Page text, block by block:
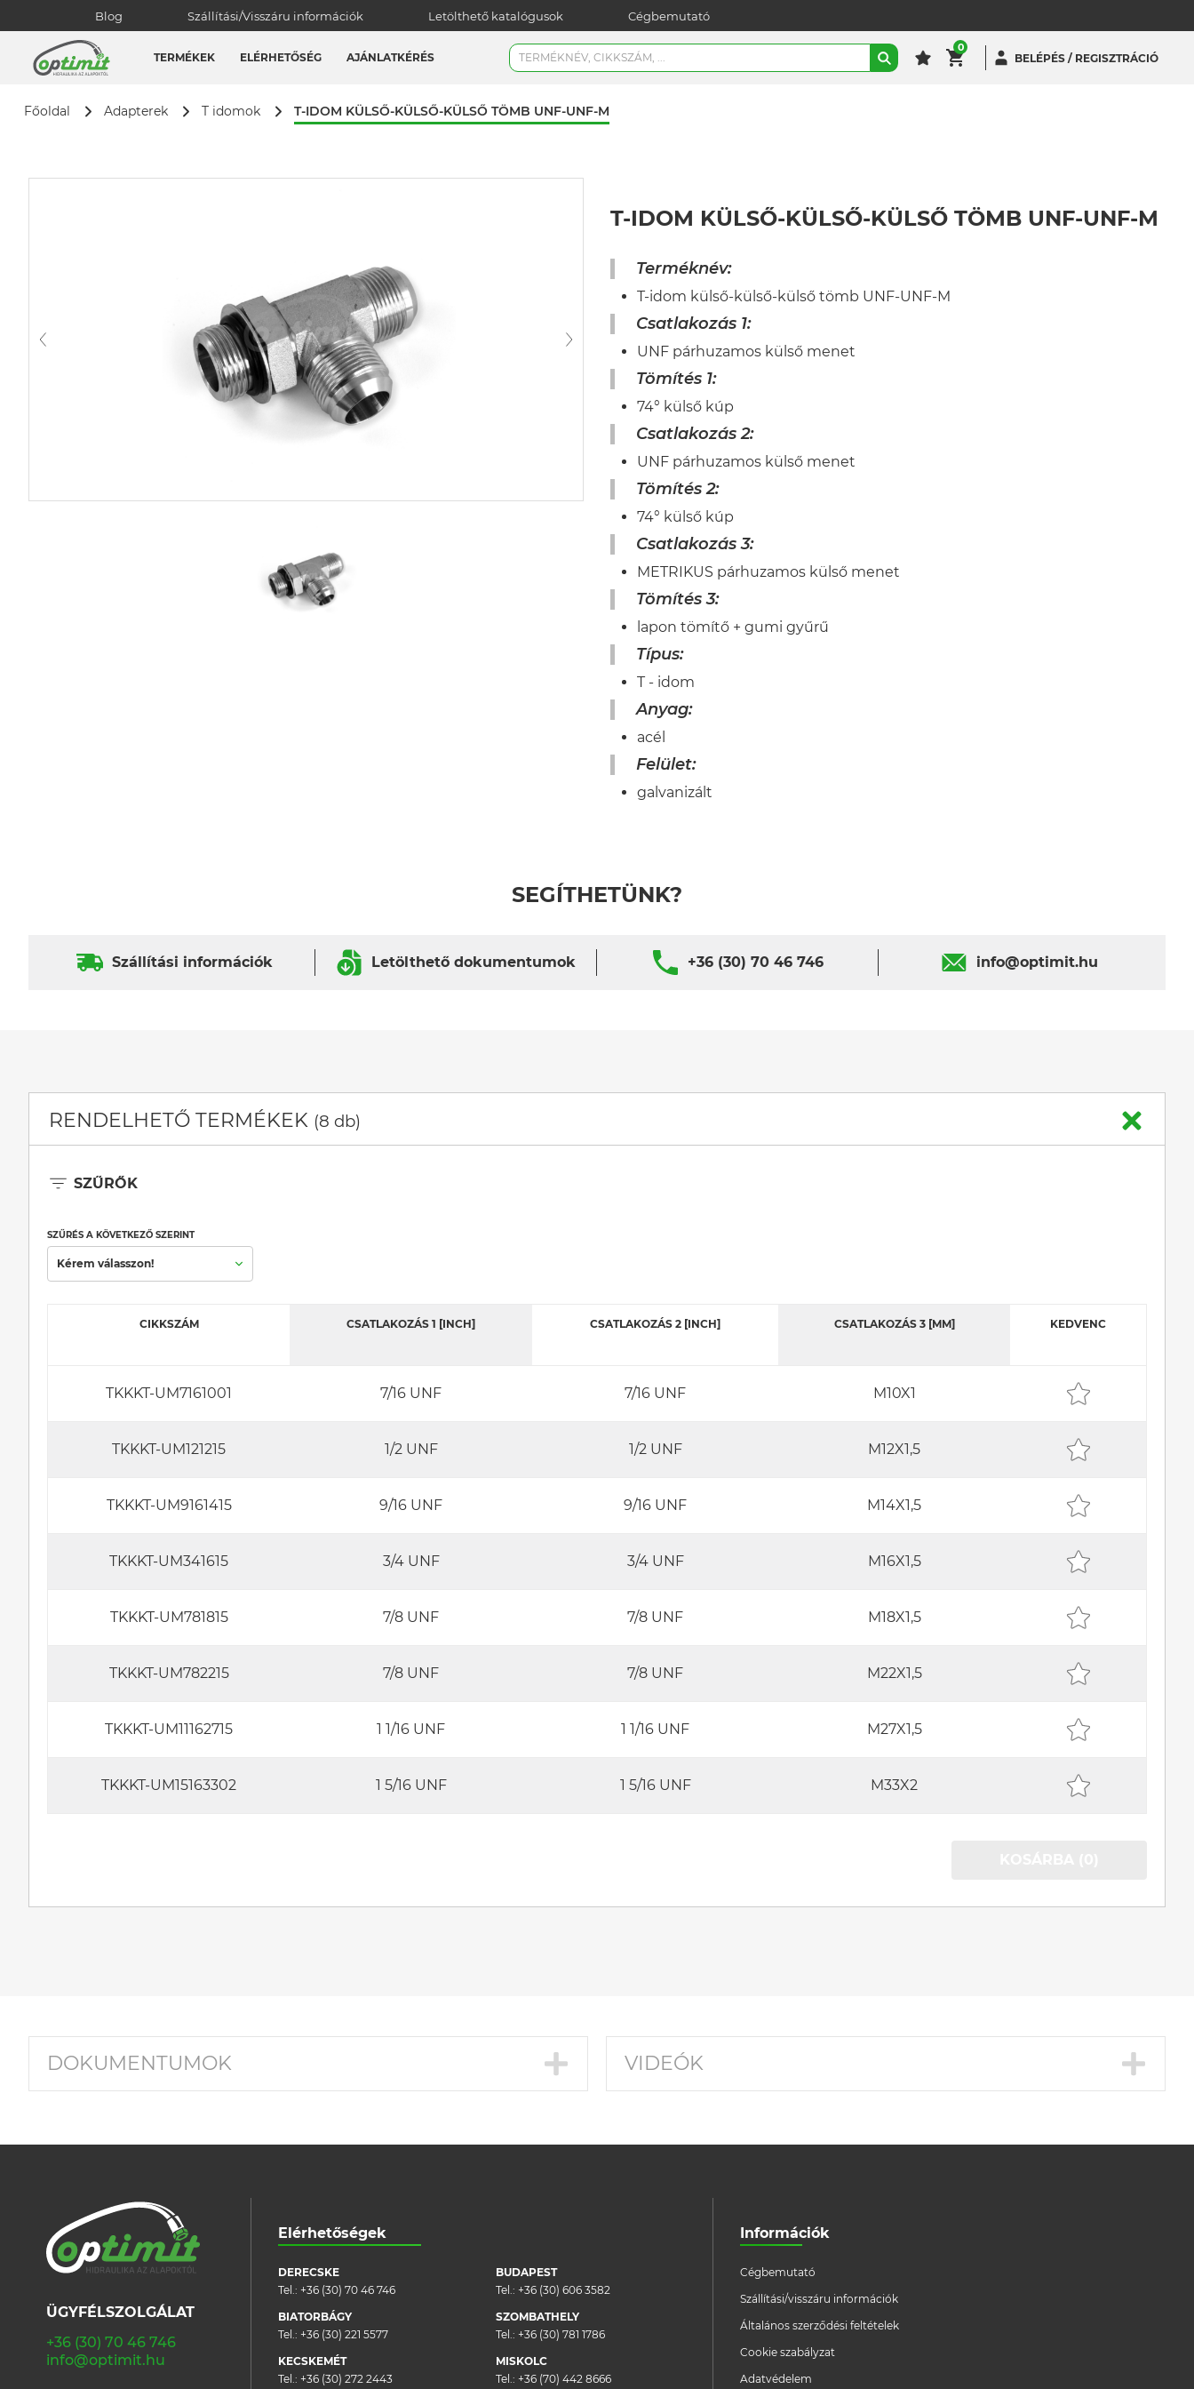
Blog Szállítási/Visszáru információk Letölthető katalógusok Cégbemutató
TERMÉKEK ELÉRHETŐSÉG AJÁNLATKÉRÉS
0
BELÉPÉS / REGISZTRÁCIÓ
Főoldal Adapterek T idomok T-IDOM KÜLSŐ-KÜLSŐ-KÜLSŐ TÖMB UNF-UNF-M
T-IDOM KÜLSŐ-KÜLSŐ-KÜLSŐ TÖMB UNF-UNF-M
Terméknév:
T-idom külső-külső-külső tömb UNF-UNF-M
Csatlakozás 1:
UNF párhuzamos külső menet
Tömítés 1:
74° külső kúp
Csatlakozás 2:
UNF párhuzamos külső menet
Tömítés 2:
74° külső kúp
Csatlakozás 3:
METRIKUS párhuzamos külső menet
Tömítés 3:
lapon tömítő + gumi gyűrű
Típus:
T - idom
Anyag:
acél
Felület:
galvanizált
SEGÍTHETÜNK?
Szállítási információk Letölthető dokumentumok +36 (30) 70 46 746 info@optimit.hu
RENDELHETŐ TERMÉKEK (8 db)
SZŰRŐK
SZŰRÉS A KÖVETKEZŐ SZERINT
Kérem válasszon!
CIKKSZÁM CSATLAKOZÁS 1 [INCH] CSATLAKOZÁS 2 [INCH] CSATLAKOZÁS 3 [MM] KEDVENC
TKKKT-UM7161001 7/16 UNF 7/16 UNF M10X1
TKKKT-UM121215 1/2 UNF 1/2 UNF M12X1,5
TKKKT-UM9161415 9/16 UNF 9/16 UNF M14X1,5
TKKKT-UM341615 3/4 UNF 3/4 UNF M16X1,5
TKKKT-UM781815 7/8 UNF 7/8 UNF M18X1,5
TKKKT-UM782215 7/8 UNF 7/8 UNF M22X1,5
TKKKT-UM11162715 1 1/16 UNF 1 1/16 UNF M27X1,5
TKKKT-UM15163302 1 5/16 UNF 1 5/16 UNF M33X2
DOKUMENTUMOK VIDEÓK
ÜGYFÉLSZOLGÁLAT
+36 (30) 70 46 746
info@optimit.hu
Elérhetőségek
DERECSKE
Tel.: +36 (30) 70 46 746
BIATORBÁGY
Tel.: +36 (30) 221 5577
KECSKEMÉT
Tel.: +36 (30) 272 2443
BUDAPEST
Tel.: +36 (30) 606 3582
SZOMBATHELY
Tel.: +36 (30) 781 1786
MISKOLC
Tel.: +36 (70) 442 8666
Információk
Cégbemutató
Szállítási/visszáru információk
Általános szerződési feltételek
Cookie szabályzat
Adatvédelem